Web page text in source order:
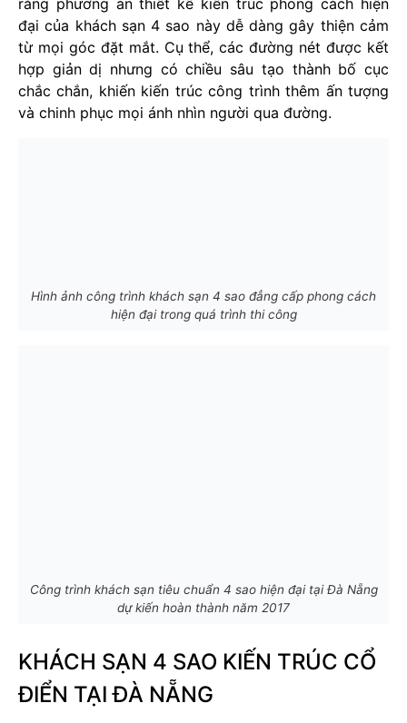
rằng phương án thiết kế kiến trúc phong cách hiện
đại của khách sạn 4 sao này dễ dàng gây thiện cảm
từ mọi góc đặt mắt. Cụ thể, các đường nét được kết
hợp giản dị nhưng có chiều sâu tạo thành bố cục
chắc chắn, khiến kiến trúc công trình thêm ấn tượng
và chinh phục mọi ánh nhìn người qua đường.
Hình ảnh công trình khách sạn 4 sao đẳng cấp phong cách
hiện đại trong quá trình thi công
Công trình khách sạn tiêu chuẩn 4 sao hiện đại tại Đà Nẵng
dự kiến hoàn thành năm 2017
KHÁCH SẠN 4 SAO KIẾN TRÚC CỔ
ĐIỂN TẠI ĐÀ NẴNG